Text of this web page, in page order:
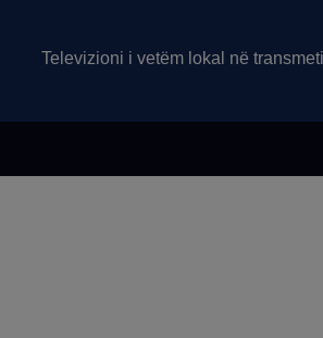
Televizioni i vetëm lokal në